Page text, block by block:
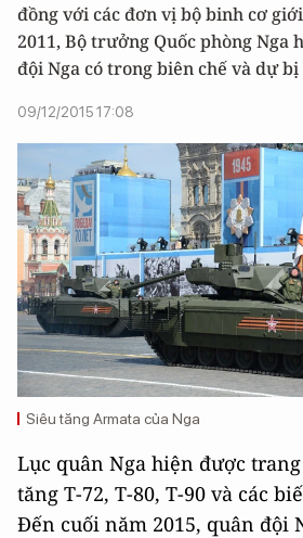
đồng với các đơn vị bộ binh cơ
2011, Bộ trưởng Quốc phòng Nga
đội Nga có trong biên chế và dự bị
09/12/2015 17:08
Siêu tăng Armata của Nga
Lục quân Nga hiện được
tăng Т-72, Т-80, Т-90 và các
Đến cuối năm 2015, quân đội